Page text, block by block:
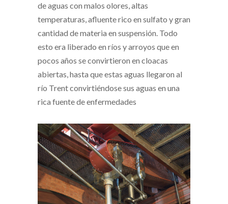
de aguas con malos olores, altas
temperaturas, afluente rico en sulfato y gran
cantidad de materia en suspensión. Todo
esto era liberado en ríos y arroyos que en
pocos años se convirtieron en cloacas
abiertas, hasta que estas aguas llegaron al
río Trent convirtiéndose sus aguas en una
rica fuente de enfermedades